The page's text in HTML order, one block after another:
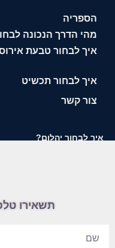
הספריה
מהי הדרך הנכונה
איך לבחור טבעת
איך לבחור תכשיט
צור קשר
איך לבחור יהלום?
תשאירו